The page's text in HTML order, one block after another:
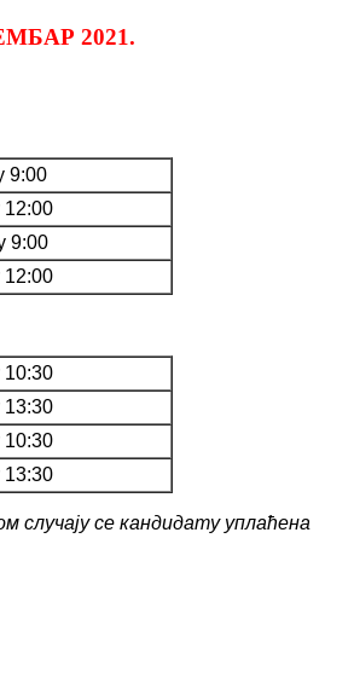
2021.
9:00
12:00
9:00
12:00
10:30
13:30
10:30
13:30
случају се кандидату уплаћена